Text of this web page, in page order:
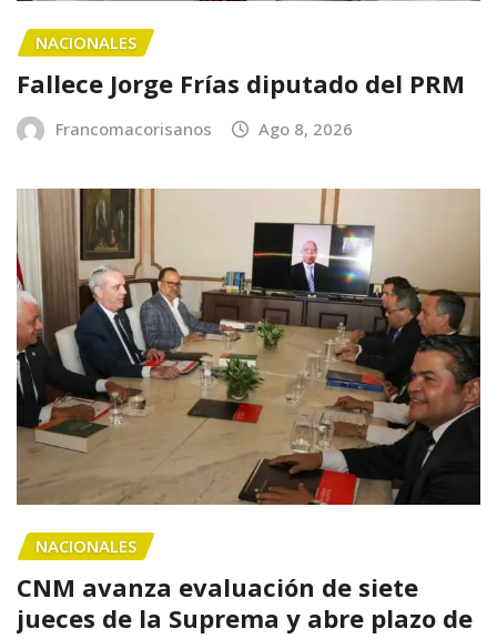
NACIONALES
Fallece Jorge Frías diputado del PRM
Francomacorisanos Ago 8, 2026
NACIONALES
CNM avanza evaluación de siete
jueces de la Suprema y abre plazo de